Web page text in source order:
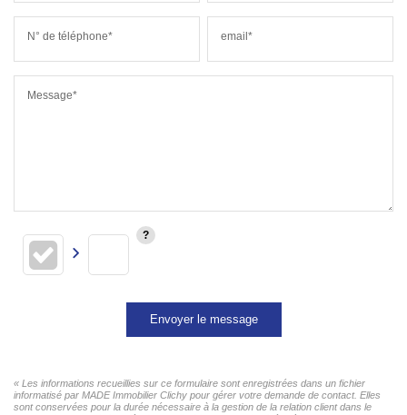
N° de téléphone* email*
Message*
Envoyer le message
« Les informations recueillies sur ce formulaire sont enregistrées dans un fichier
informatisé par MADE Immobilier Clichy pour gérer votre demande de contact. Elles
sont conservées pour la durée nécessaire à la gestion de la relation client dans le